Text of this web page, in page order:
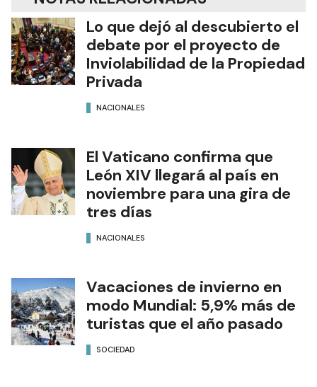
Lo que dejó al descubierto el
debate por el proyecto de
Inviolabilidad de la Propiedad
Privada
NACIONALES
El Vaticano confirma que
León XIV llegará al país en
noviembre para una gira de
tres días
NACIONALES
Vacaciones de invierno en
modo Mundial: 5,9% más de
turistas que el año pasado
SOCIEDAD